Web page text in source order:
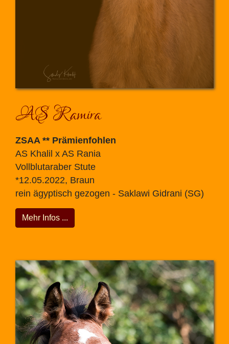
AS Ramira
ZSAA ** Prämienfohlen
AS Khalil x AS Rania
Vollblutaraber Stute
*12.05.2022, Braun
rein ägyptisch gezogen - Saklawi Gidrani (SG)
Mehr Infos ...